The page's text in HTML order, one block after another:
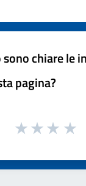
sono chiare le
pagina?